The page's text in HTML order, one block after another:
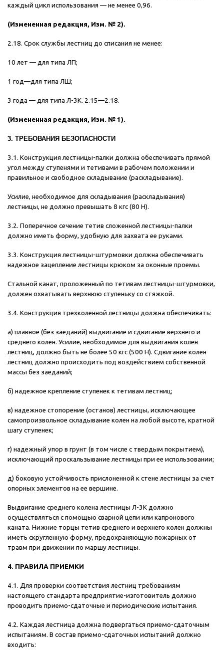
каждый цикл использования — не менее 0,96.
(Измененная редакция, Изм. № 2).
2.18. Срок службы лестниц до списания не менее:
10 лет — для типа ЛП;
1 год—для типа ЛШ;
3 года — для типа Л-3К. 2.15—2.18.
(Измененная редакция, Изм. № 1).
3. ТРЕБОВАНИЯ БЕЗОПАСНОСТИ
3.1. Конструкция лестницы-палки должна обеспечивать прямой
угол между ступенями и тетивами в рабочем положении и
правильное и свободное складывание (раскладывание).
Усилие, необходимое для складывания (раскладывания)
лестницы, не должно превышать 8 кгс (80 Н).
3.2. Поперечное сечение тетив сложенной лестницы-палки
должно иметь форму, удобную для захвата ее руками.
3.3. Конструкция лестницы-штурмовки должна обеспечивать
надежное зацепление лестницы крюком за оконные проемы.
Стальной канат, проложенный по тетивам лестницы-штурмовки,
должен охватывать верхнюю ступеньку со стяжкой.
3.4. Конструкция трехколенной лестницы должна обеспечивать:
а) плавное (без заеданий) выдвигание и сдвигание верхнего и
среднего колен. Усилие, необходимое для выдвигания колен
лестниц, должно быть не более 50 кгс (500 Н). Сдвигание колен
лестниц должно происходить под воздействием собственной
массы без заеданий;
б) надежное крепление ступенек к тетивам лестниц;
в) надежное стопорение (останов) лестницы, исключающее
самопроизвольное складывание колен на любой высоте, кратной
шагу ступенек;
г) надежный упор в грунт (в том числе с твердым покрытием),
исключающий проскальзывание лестницы при ее использовании;
д) боковую устойчивость прислоненной к стене лестницы за счет
опорных элементов на ее вершине.
Выдвигание среднего колена лестницы Л-3К должно
осуществляться с помощью сварной цепи или капронового
каната. Нижние торцы тетив среднего и верхнего колен должны
иметь скругленную форму, предохраняющую пожарных от
травм при движении по маршу лестницы.
4. ПРАВИЛА ПРИЕМКИ
4.1. Для проверки соответствия лестниц требованиям
настоящего стандарта предприятие-изготовитель должно
проводить приемо-сдаточные и периодические испытания.
4.2. Каждая лестница должна подвергаться приемо-сдаточным
испытаниям. В состав приемо-сдаточных испытаний должно
входить: